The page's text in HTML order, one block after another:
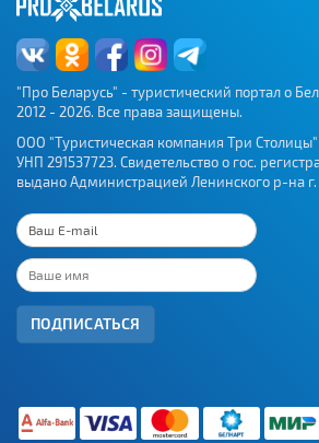
"Про Беларусь" - туристический портал о
2012 - 2026. Все права защищены.
ООО "Туристическая компания Три Столицы"
УНП 291537723. Свидетельство о гос.
выдано Администрацией Ленинского р-на г.
ПОДПИСАТЬСЯ